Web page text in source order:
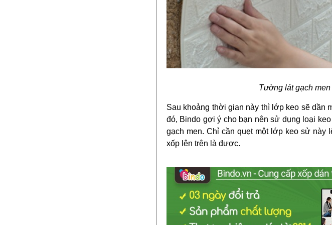
Tường lát gạch
Sau khoảng thời gian này thì lớp keo sẽ dần
đó, Bindo gợi ý cho bạn nên sử dụng loại
gạch men. Chỉ cần quẹt một lớp keo sử này
xốp lên trên là được.